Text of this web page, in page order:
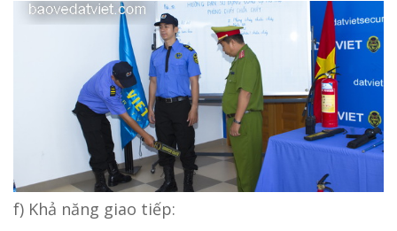
f) Khả năng giao tiếp: